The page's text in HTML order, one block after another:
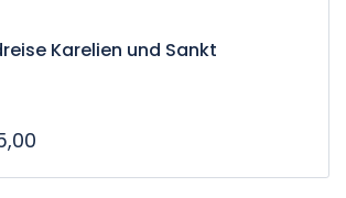
Karelien und Sankt